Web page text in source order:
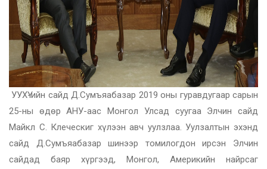
УУХҮ-ийн сайд Д.Сумъяабазар 2019 оны гуравдугаар сарын
25-ны өдөр АНУ-аас Монгол Улсад суугаа Элчин сайд
Майкл С. Клеческиг хүлээн авч уулзлаа. Уулзалтын эхэнд
сайд Д.Сумъяабазар шинээр томилогдон ирсэн Элчин
сайдад баяр хүргээд, Монгол, Америкийн найрсаг